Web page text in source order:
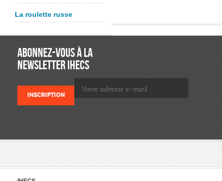
La roulette russe
ABONNEZ-VOUS À LA
NEWSLETTER IHECS